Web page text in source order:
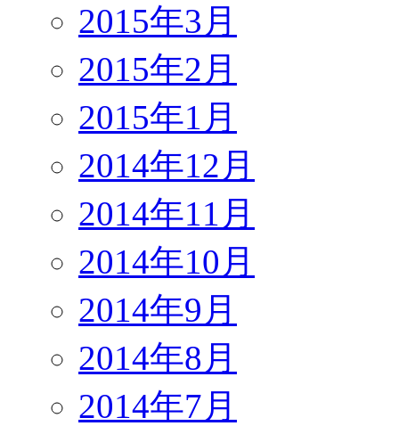
2015年3月
2015年2月
2015年1月
2014年12月
2014年11月
2014年10月
2014年9月
2014年8月
2014年7月